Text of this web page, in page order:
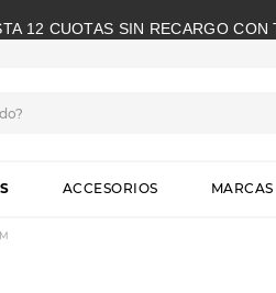
12 CUOTAS SIN RECARGO CON
ACCESORIOS MARCAS